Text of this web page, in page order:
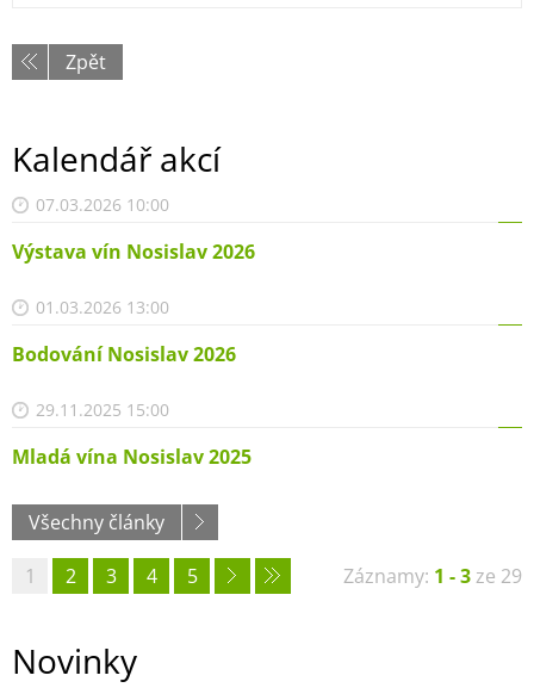
Zpět
Kalendář akcí
07.03.2026 10:00
Výstava vín Nosislav 2026
01.03.2026 13:00
Bodování Nosislav 2026
29.11.2025 15:00
Mladá vína Nosislav 2025
Všechny články
Záznamy: 1 - 3ze 29
1 2 3 4 5
Novinky